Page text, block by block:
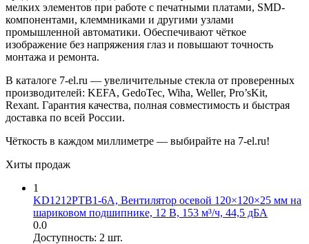
мелких элементов при работе с печатными платами, SMD-
компонентами, клеммниками и другими узлами
промышленной автоматики. Обеспечивают чёткое
изображение без напряжения глаз и повышают точность
монтажа и ремонта.
В каталоге 7-el.ru — увеличительные стекла от проверенных
производителей: KEFA, GedoTec, Wiha, Weller, Pro’sKit,
Rexant. Гарантия качества, полная совместимость и быстрая
доставка по всей России.
Чёткость в каждом миллиметре — выбирайте на 7-el.ru!
Хиты продаж
1
KD1212PTB1-6A, Вентилятор осевой 120×120×25 мм на
шариковом подшипнике, 12 В, 153 м³/ч, 44,5 дБА
0.0
Доступность: 2 шт.